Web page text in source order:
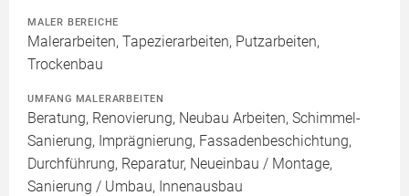
MALER BEREICHE
Malerarbeiten, Tapezierarbeiten, Putzarbeiten,
Trockenbau
UMFANG MALERARBEITEN
Beratung, Renovierung, Neubau Arbeiten, Schimmel-
Sanierung, Imprägnierung, Fassadenbeschichtung,
Durchführung, Reparatur, Neueinbau / Montage,
Sanierung / Umbau, Innenausbau